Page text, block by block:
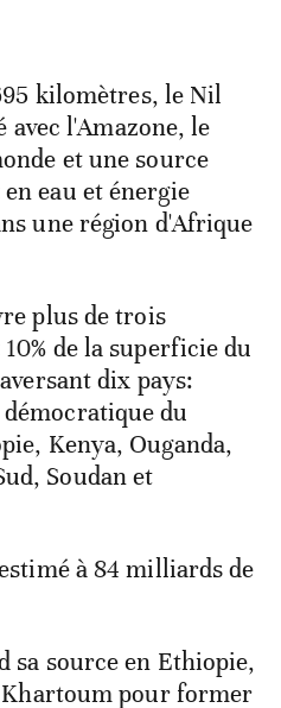
kilomètres, le Nil
avec l'Amazone, le
et une source
eau et énergie
une région d'Afrique
plus de trois
de la superficie du
dix pays:
du
Kenya, Ouganda,
Soudan et
à 84 milliards de
sa source en Ethiopie,
pour former